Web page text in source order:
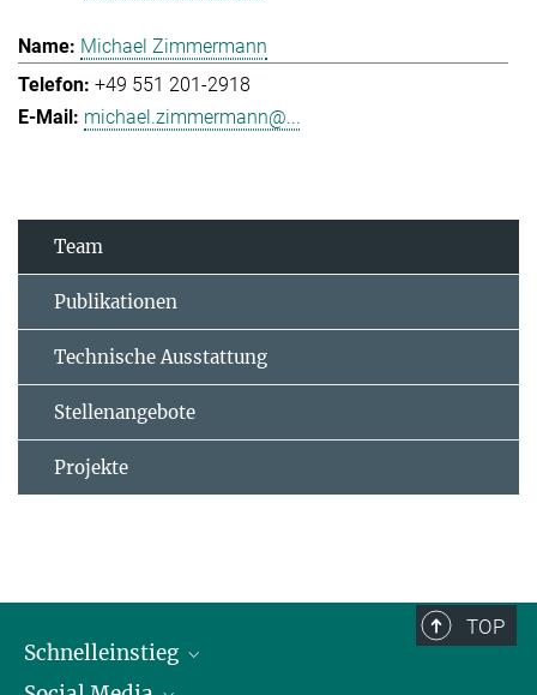
Michael Zimmermann
+49 551 201-2918
michael.zimmermann@...
Team
Publikationen
Technische Ausstattung
Stellenangebote
Projekte
TOP
Schnelleinstieg